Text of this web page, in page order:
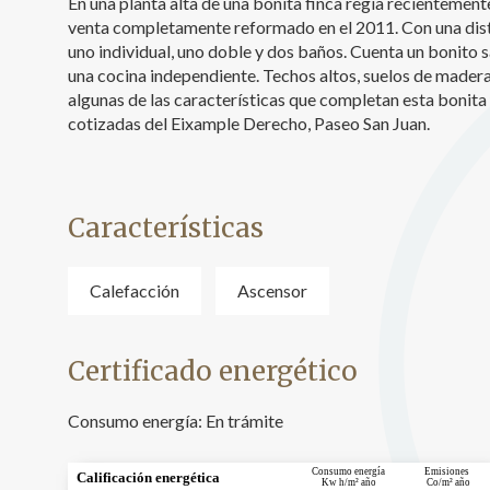
venta completamente reformado en el 2011. Con una
uno individual, uno doble y dos baños. Cuenta un
una cocina independiente. Techos altos, suelos de
algunas de las características que completan esta
cotizadas del Eixample Derecho, Paseo San Juan.
Características
Calefacción Ascensor
Certificado energético
Consumo energía: En trámite
Calificación energética
Consumo energía
Kw h/m² año
Emisiones
Co/m² año
sitio